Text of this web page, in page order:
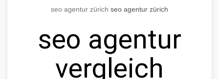
seo agentur zürich seo agentur zürich
seo agentur
vergleich